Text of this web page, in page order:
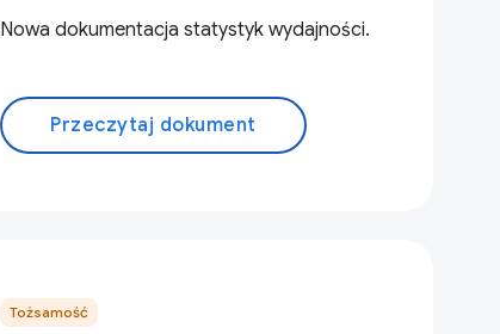
Nowa dokumentacja statystyk wydajności.
Przeczytaj dokument
Tożsamość